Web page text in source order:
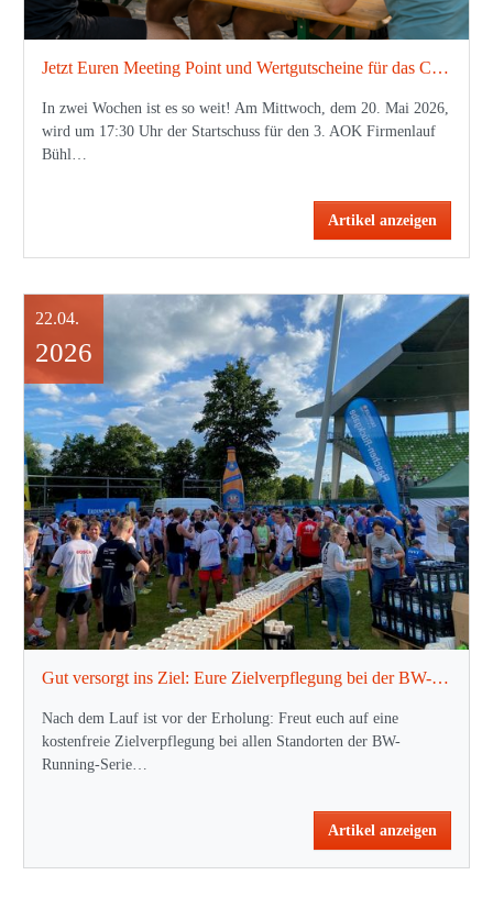
Jetzt Euren Meeting Point und Wertgutscheine für das Catering buchen! - 3. AOK Firmenlauf Bühl 2026
In zwei Wochen ist es so weit! Am Mittwoch, dem 20. Mai 2026,
wird um 17:30 Uhr der Startschuss für den 3. AOK Firmenlauf
Bühl…
Artikel anzeigen
Gut versorgt ins Ziel: Eure Zielverpflegung bei der BW-Running-Serie
Nach dem Lauf ist vor der Erholung: Freut euch auf eine
kostenfreie Zielverpflegung bei allen Standorten der BW-
Running-Serie…
Artikel anzeigen
22.04.
2026